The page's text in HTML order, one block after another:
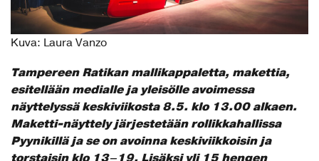
Kuva: Laura Vanzo
Tampereen Ratikan mallikappaletta, makettia,
esitellään medialle ja yleisölle avoimessa
näyttelyssä keskiviikosta 8.5. klo 13.00 alkaen.
Maketti-näyttely järjestetään rollikkahallissa
Pyynikillä ja se on avoinna keskiviikkoisin ja